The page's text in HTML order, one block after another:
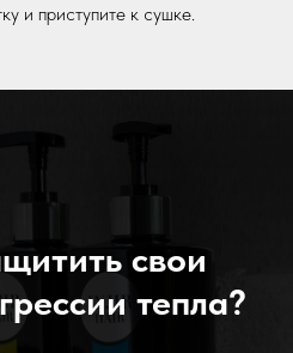
и приступите к сушке.
свои
тепла?